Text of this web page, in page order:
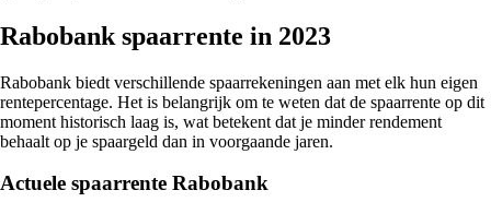
Rabobank spaarrente in 2023
Rabobank biedt verschillende spaarrekeningen aan met elk hun eigen
rentepercentage. Het is belangrijk om te weten dat de spaarrente op dit
moment historisch laag is, wat betekent dat je minder rendement
behaalt op je spaargeld dan in voorgaande jaren.
Actuele spaarrente Rabobank